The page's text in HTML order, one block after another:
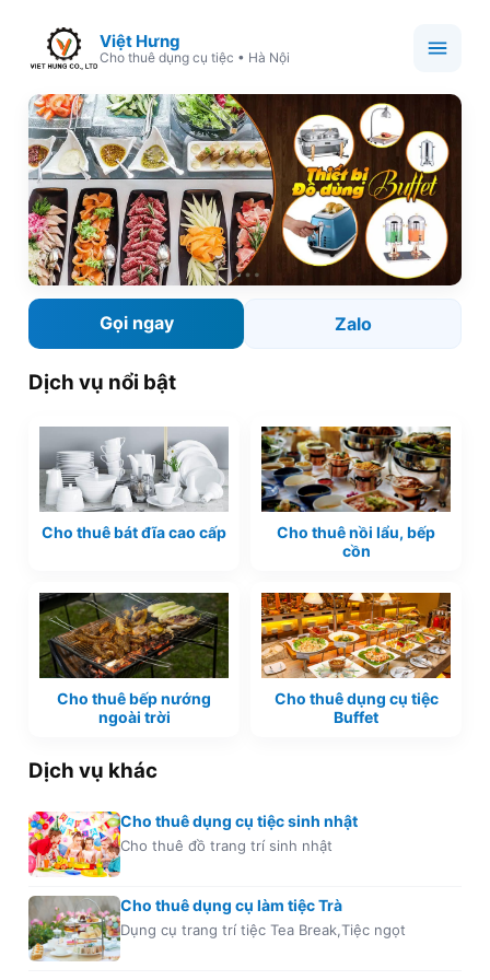
Việt Hưng
Cho thuê dụng cụ tiệc • Hà Nội
Gọi ngay Zalo
Dịch vụ nổi bật
Cho thuê bát đĩa cao cấp
Cho thuê nồi lẩu, bếp
cồn
Cho thuê bếp nướng
ngoài trời
Cho thuê dụng cụ tiệc
Buffet
Dịch vụ khác
Cho thuê dụng cụ tiệc sinh nhật
Cho thuê đồ trang trí sinh nhật
Cho thuê dụng cụ làm tiệc Trà
Dụng cụ trang trí tiệc Tea Break,Tiệc ngọt